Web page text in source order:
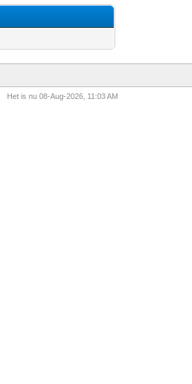
Het is nu 08-Aug-2026, 11:03 AM